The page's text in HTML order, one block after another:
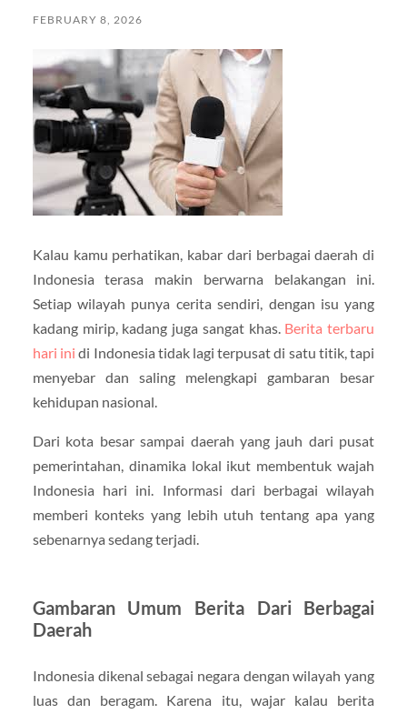
FEBRUARY 8, 2026
Kalau kamu perhatikan, kabar dari berbagai daerah di
Indonesia terasa makin berwarna belakangan ini.
Setiap wilayah punya cerita sendiri, dengan isu yang
kadang mirip, kadang juga sangat khas. Berita terbaru
hari ini di Indonesia tidak lagi terpusat di satu titik, tapi
menyebar dan saling melengkapi gambaran besar
kehidupan nasional.
Dari kota besar sampai daerah yang jauh dari pusat
pemerintahan, dinamika lokal ikut membentuk wajah
Indonesia hari ini. Informasi dari berbagai wilayah
memberi konteks yang lebih utuh tentang apa yang
sebenarnya sedang terjadi.
Gambaran Umum Berita Dari Berbagai
Daerah
Indonesia dikenal sebagai negara dengan wilayah yang
luas dan beragam. Karena itu, wajar kalau berita